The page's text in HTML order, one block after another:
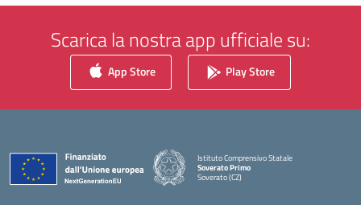
Scarica la nostra app ufficiale su:
App Store Play Store
Istituto Comprensivo Statale
Soverato Primo
Soverato (CZ)